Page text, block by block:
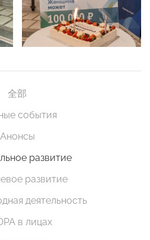
全部
события
Анонсы
развитие
развитие
деятельность
в лицах